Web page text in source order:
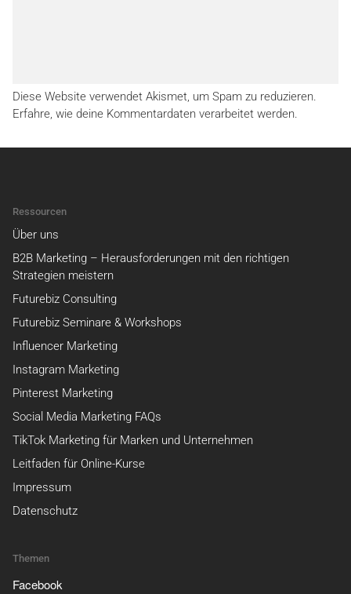
Diese Website verwendet Akismet, um Spam zu reduzieren.
Erfahre, wie deine Kommentardaten verarbeitet werden.
Ressourcen
Über uns
B2B Marketing – Herausforderungen mit den richtigen
Strategien meistern
Futurebiz Consulting
Futurebiz Seminare & Workshops
Influencer Marketing
Instagram Marketing
Pinterest Marketing
Social Media Marketing FAQs
TikTok Marketing für Marken und Unternehmen
Leitfaden für Online-Kurse
Impressum
Datenschutz
Themen
Facebook